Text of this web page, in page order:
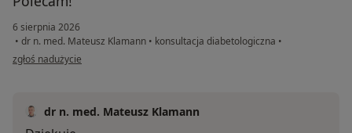
6 sierpnia 2026
• dr n. med. Mateusz Klamann • konsultacja diabetologiczna •
w opinii użytkownika Damian
zgłoś nadużycie
dr n. med. Mateusz Klamann